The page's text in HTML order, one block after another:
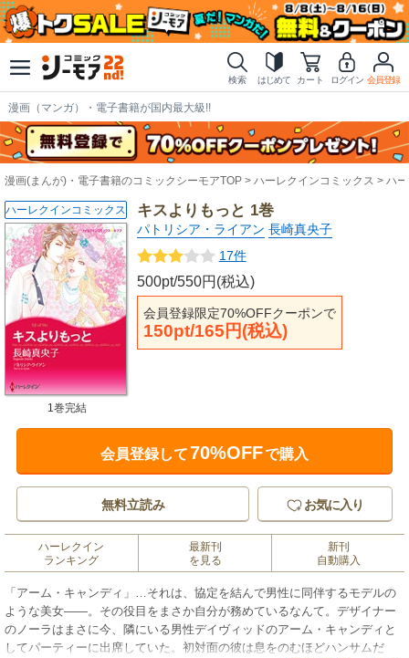
検索 はじめて カート ログイン 会員登録
漫画（マンガ）・電子書籍が国内最大級!!
漫画(まんが)・電子書籍のコミックシーモアTOP ハーレクインコミックス ハ
キスよりもっと 1巻
パトリシア・ライアン 長崎真央子
17件
500pt/550円(税込)
会員登録限定70%OFFクーポンで
150pt/165円(税込)
ハーレクインコミックス
1巻完結
会員登録して70%OFFで購入
無料立読み お気に入り
ハーレクイン
ランキング
最新刊
を見る
新刊
自動購入
「アーム・キャンディ」…それは、協定を結んで男性に同伴するモデルの
ような美女――。その役目をまさか自分が務めているなんて。デザイナー
のノーラはまさに今、隣にいる男性デイヴィッドのアーム・キャンディと
してパーティーに出席していた。初対面の彼は息をのむほどハンサムだ